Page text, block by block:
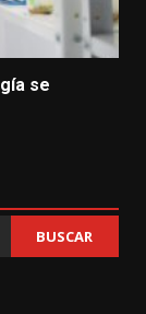
se
BUSCAR